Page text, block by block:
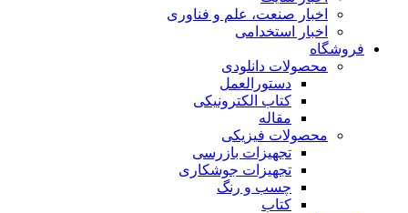
اخبار صنعت، علم و فناوری
اخبار استخدامی
فروشگاه
محصولات دانلودی
دستورالعمل
کتاب الکترونیکی
مقاله
محصولات فیزیکی
تجهیزات بازرسی
تجهیزات جوشکاری
چسب و رنگ
کتاب